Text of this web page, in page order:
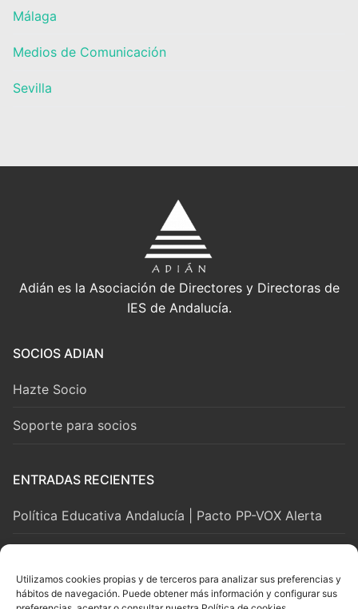
Utilizamos cookies propias y de terceros para analizar sus preferencias y
hábitos de navegación. Puede obtener más información y configurar sus
Málaga
Medios de Comunicación
Sevilla
Adián es la Asociación de Directores y Directoras de
IES de Andalucía.
SOCIOS ADIAN
Hazte Socio
Soporte para socios
ENTRADAS RECIENTES
Política Educativa Andalucía | Pacto PP-VOX Alerta
LEGAL Y SOPORTE